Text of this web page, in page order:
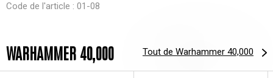
Code de l'article : 01-08
WARHAMMER 40,000 Tout de Warhammer 40,000